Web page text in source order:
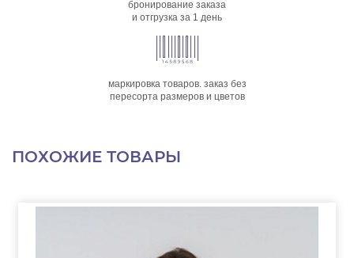
бронирование заказа
и отгрузка за 1 день
маркировка товаров. заказ без
пересорта размеров и цветов
ПОХОЖИЕ ТОВАРЫ